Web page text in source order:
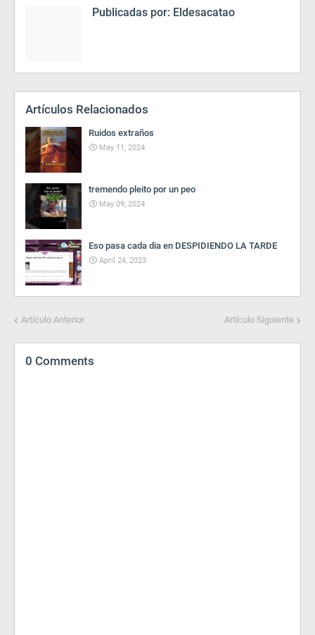
Publicadas por: Eldesacatao
Artículos Relacionados
Ruidos extraños
May 11, 2024
tremendo pleito por un peo
May 09, 2024
Eso pasa cada dia en DESPIDIENDO LA TARDE
April 24, 2023
Artículo Anterior Artículo Siguiente
0 Comments